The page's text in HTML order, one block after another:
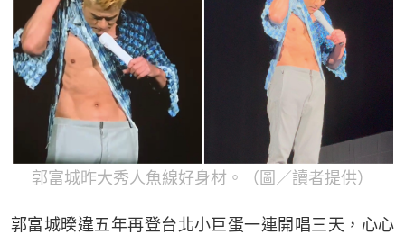
郭富城昨大秀人魚線好身材。（圖／讀者提供）
郭富城暌違五年再登台北小巨蛋一連開唱三天，心心